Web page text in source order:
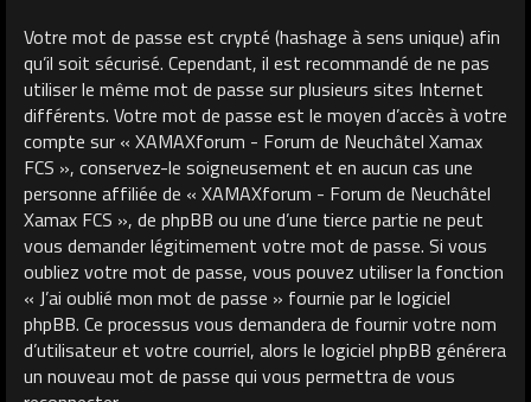
Votre mot de passe est crypté (hashage à sens unique) afin
qu’il soit sécurisé. Cependant, il est recommandé de ne pas
utiliser le même mot de passe sur plusieurs sites Internet
différents. Votre mot de passe est le moyen d’accès à votre
compte sur « XAMAXforum - Forum de Neuchâtel Xamax
FCS », conservez-le soigneusement et en aucun cas une
personne affiliée de « XAMAXforum - Forum de Neuchâtel
Xamax FCS », de phpBB ou une d’une tierce partie ne peut
vous demander légitimement votre mot de passe. Si vous
oubliez votre mot de passe, vous pouvez utiliser la fonction
« J’ai oublié mon mot de passe » fournie par le logiciel
phpBB. Ce processus vous demandera de fournir votre nom
d’utilisateur et votre courriel, alors le logiciel phpBB générera
un nouveau mot de passe qui vous permettra de vous